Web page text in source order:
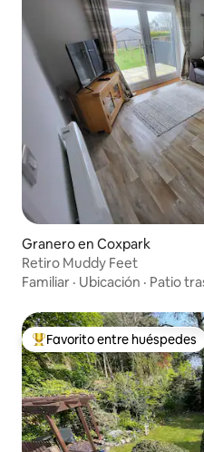
Granero en Coxpark
Retiro Muddy Feet
Familiar · Ubicación · Patio
Favorito entre huéspedes
Favorito entre huéspedes